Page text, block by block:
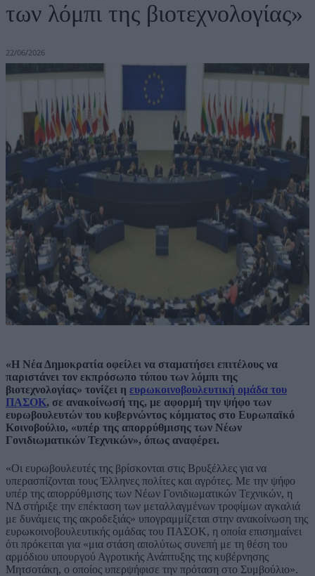
των λόμπι της βιοτεχνολογίας»
22/06/2026
«Η Νέα Δημοκρατία οφείλει να σταματήσει επιτέλους να
παριστάνει τον εκπρόσωπο τύπου των λόμπι της
βιοτεχνολογίας» τονίζει η ευρωκοινοβουλευτική ομάδα του
ΠΑΣΟΚ, σε ανακοίνωσή της, με αφορμή την ψήφο των
ευρωβουλευτών του κυβερνώντος κόμματος στο Ευρωπαϊκό
Κοινοβούλιο, «υπέρ της απορρύθμισης των Νέων
Γονιδιωματικών Τεχνικών», όπως αναφέρει.
«Οι ευρωβουλευτές της βρίσκονται στις Βρυξέλλες για να
υπερασπίζονται τους Έλληνες πολίτες και αγρότες. Με την ψήφο
υπέρ της απορρύθμισης των Νέων Γονιδιωματικών Τεχνικών, η
ΝΔ στήριξε την επέκταση των μεταλλαγμένων τροφίμων αγκαλιά
με δυνάμεις της ακροδεξιάς» υπογραμμίζεται στην ανακοίνωση της
ευρωκοινοβουλευτικής ομάδας του ΠΑΣΟΚ, η οποία επισημαίνει
ότι πρόκειται για «μια στάση απολύτως συνεπή με τη θέση του
αρμόδιου υπουργού Αγροτικής Ανάπτυξης της κυβέρνησης
Μητσοτάκη, ο οποίος υπερψήφισε την πρόταση στο Συμβούλιο».